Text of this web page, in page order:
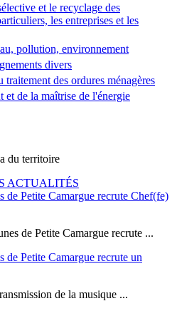
et le recyclage des
les entreprises et les
pollution, environnement
divers
des ordures ménagères
et de la maîtrise de l'énergie
du territoire
ACTUALITÉS
de Petite Camargue recrute Chef(fe)
de Petite Camargue recrute ...
de Petite Camargue recrute un
de la musique ...